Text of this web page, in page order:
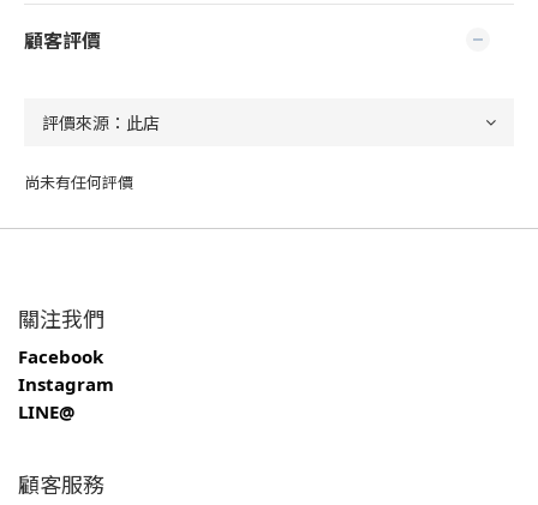
顧客評價
尚未有任何評價
關注我們
Facebook
Instagram
LINE@
顧客服務